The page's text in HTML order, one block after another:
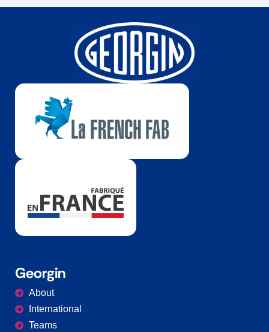
Georgin
About
International
Teams